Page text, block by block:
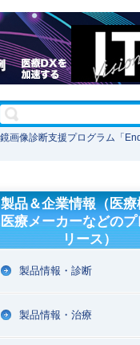
画像診断支援プログラム「
製品＆企業情報（医
医療メーカーなどのプ
リース）
製品情報・診断
製品情報・治療